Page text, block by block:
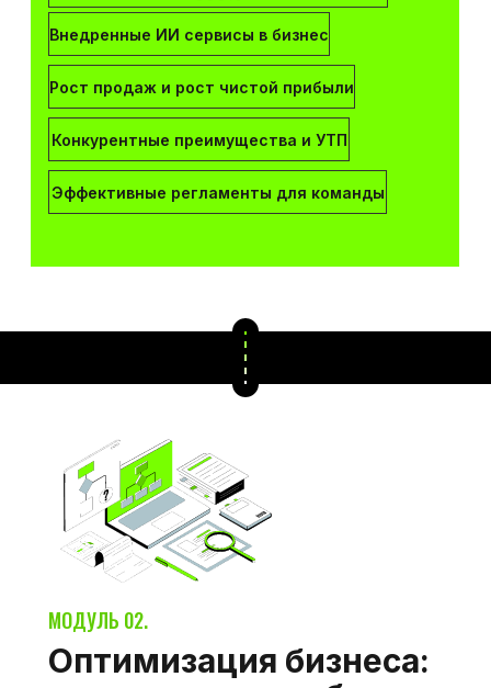
Внедренные ИИ сервисы в бизнес
Конкурентные преимущества и УТП
Рост продаж и рост чистой прибыли
Эффективные регламенты для команды
МОДУЛЬ 02.
Оптимизация бизнеса: